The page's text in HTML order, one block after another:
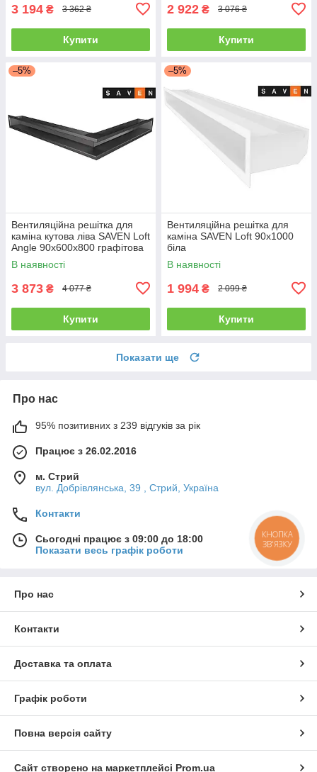
3 194 ₴ 3 362 ₴
Купити
2 922 ₴ 3 076 ₴
Купити
–5%
Вентиляційна решітка для
каміна кутова ліва SAVEN Loft
Angle 90х600х800 графітова
В наявності
3 873 ₴ 4 077 ₴
Купити
–5%
Вентиляційна решітка для
каміна SAVEN Loft 90х1000
біла
В наявності
1 994 ₴ 2 099 ₴
Купити
Показати ще
Про нас
95% позитивних з 239 відгуків за рік
Працює з 26.02.2016
м. Стрий
вул. Добрівлянська, 39 , Стрий, Україна
Контакти
Сьогодні працює з 09:00 до 18:00
Показати весь графік роботи
Про нас
Контакти
Доставка та оплата
Графік роботи
Повна версія сайту
Сайт створено на маркетплейсі Prom.ua
КНОПКА
ЗВ'ЯЗКУ